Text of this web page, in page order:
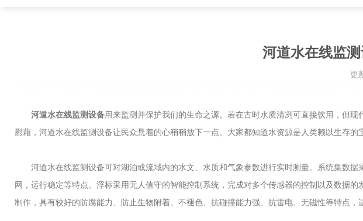
河道水在线监
更
河道水在线监测设备用来监测并保护我们的生命之源。若在古时水质清冽可直接饮用，但
慰藉，河道水在线监测设备让民众悬着的心稍稍放下一点。大家都知道水资源是人类赖以生存的
河道水在线监测设备可对湖泊或流域内的水文、水质和气象参数进行实时测量。系统集数据
网，运行稳定等特点。浮标采用无人值守的智能控制系统，完成对多个传感器的控制以及数据
制作，具有较好的防腐能力、防止生物附着、不褪色、抗碰撞能力强、抗雷电、无磁性等特点，